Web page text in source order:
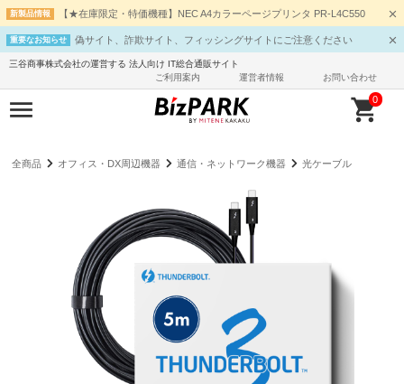
新製品情報 【★在庫限定・特価機種】NEC A4カラーページプリンタ PR-L4C550
重要なお知らせ 偽サイト、詐欺サイト、フィッシングサイトにご注意ください
三谷商事株式会社の運営する 法人向け IT総合通販サイト
ご利用案内
運営者情報 お問い合わせ
0
全商品 オフィス・DX周辺機器 通信・ネットワーク機器 光ケーブル